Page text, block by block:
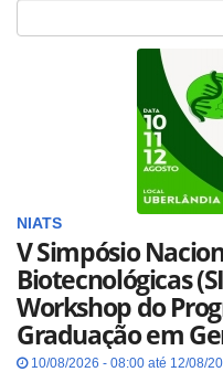
NIATS
V Simpósio
Biotecnológicas
Workshop do
Graduação em
10/08/2026 - 08:00 até 12/08/